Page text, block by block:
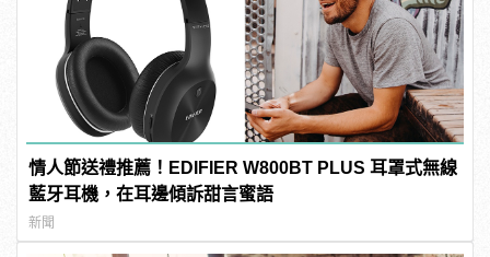
情人節送禮推薦！EDIFIER W800BT PLUS 耳罩式無線
藍牙耳機，在耳邊傾訴甜言蜜語
新聞